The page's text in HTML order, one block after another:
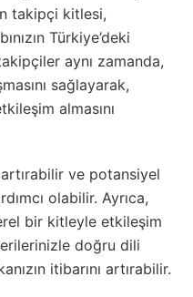
takipçi kitlesi,
Türkiye’deki
aynı zamanda,
sağlayarak,
almasını
artırabilir ve potansiyel
olabilir. Ayrıca,
bir kitleyle etkileşim
doğru dili
itibarını artırabilir.